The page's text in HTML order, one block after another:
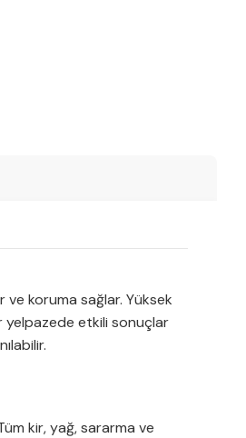
ve koruma sağlar. Yüksek
yelpazede etkili sonuçlar
kir, yağ, sararma ve